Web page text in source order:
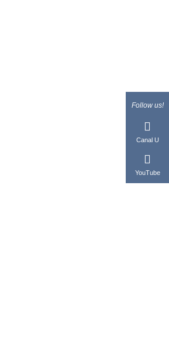
Follow us!
Canal U
YouTube